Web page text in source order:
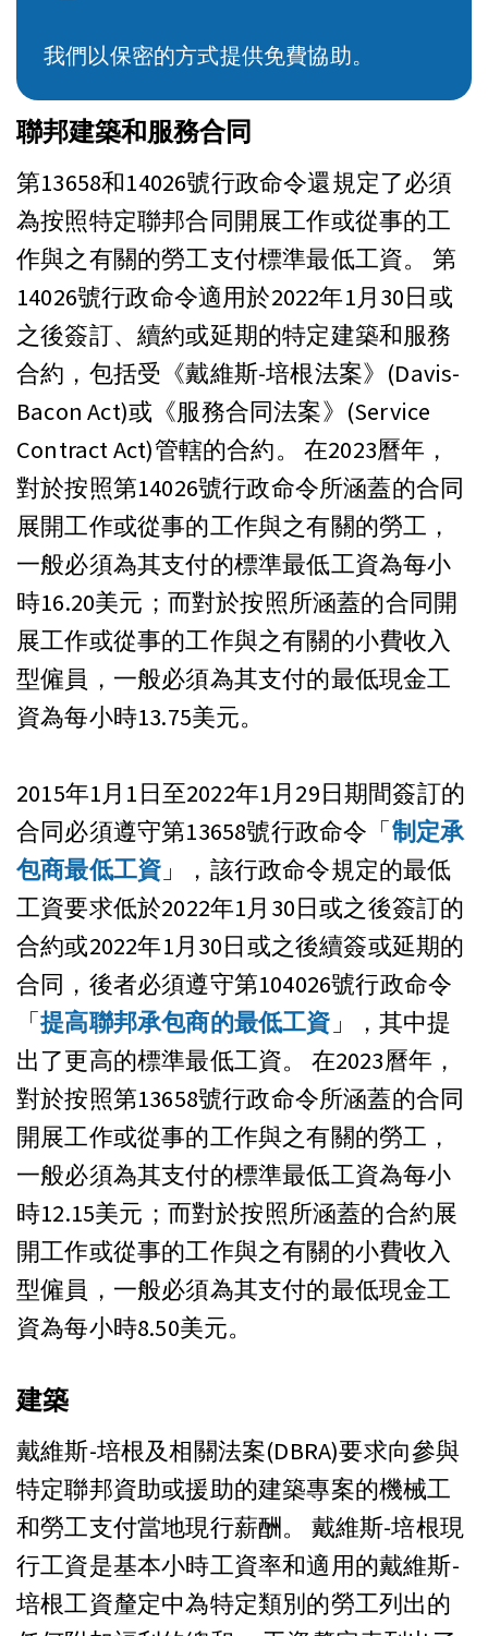
聯邦建築和服務合同
第13658和14026號行政命令還規定了必須
為按照特定聯邦合同開展工作或從事的工
作與之有關的勞工支付標準最低工資。 第
14026號行政命令適用於2022年1月30日或
之後簽訂、續約或延期的特定建築和服務
合約，包括受《戴維斯-培根法案》(Davis-
Bacon Act)或《服務合同法案》(Service
Contract Act)管轄的合約。 在2023曆年，
對於按照第14026號行政命令所涵蓋的合同
展開工作或從事的工作與之有關的勞工，
一般必須為其支付的標準最低工資為每小
時16.20美元；而對於按照所涵蓋的合同開
展工作或從事的工作與之有關的小費收入
型僱員，一般必須為其支付的最低現金工
資為每小時13.75美元。
2015年1月1日至2022年1月29日期間簽訂的
合同必須遵守第13658號行政命令「制定承
包商最低工資 」，該行政命令規定的最低
工資要求低於2022年1月30日或之後簽訂的
合約或2022年1月30日或之後續簽或延期的
合同，後者必須遵守第104026號行政命令
「提高聯邦承包商的最低工資 」，其中提
出了更高的標準最低工資。 在2023曆年，
對於按照第13658號行政命令所涵蓋的合同
開展工作或從事的工作與之有關的勞工，
一般必須為其支付的標準最低工資為每小
時12.15美元；而對於按照所涵蓋的合約展
開工作或從事的工作與之有關的小費收入
型僱員，一般必須為其支付的最低現金工
資為每小時8.50美元。
我們以保密的方式提供免費協助。
建築
戴維斯-培根及相關法案(DBRA)要求向參與
特定聯邦資助或援助的建築專案的機械工
和勞工支付當地現行薪酬。 戴維斯-培根現
行工資是基本小時工資率和適用的戴維斯-
培根工資釐定中為特定類別的勞工列出的